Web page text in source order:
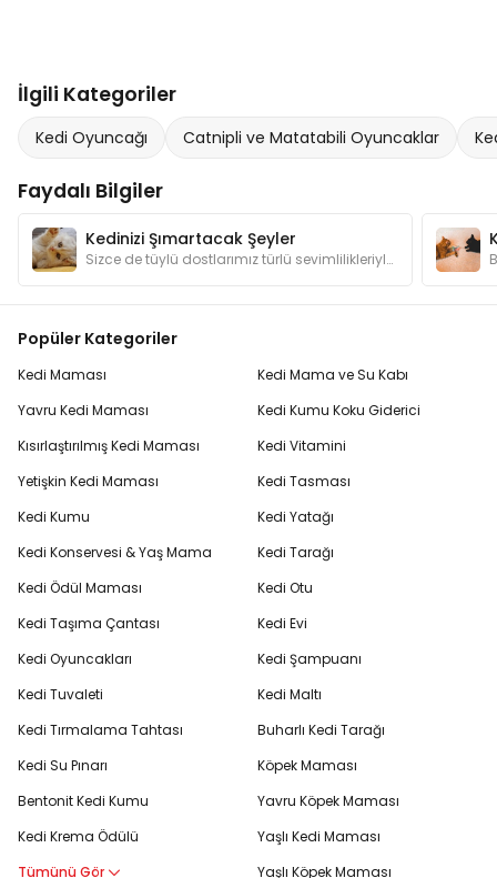
İlgili Kategoriler
Kedi Oyuncağı Catnipli ve Matatabili Oyuncaklar
Faydalı Bilgiler
Kedinizi Şımartacak Şeyler
Sizce de tüylü dostlarımız türlü sevimlilikleriyle şımartılmayı hak etmiyorlar mı? Kedilerimizin canının sıkılmaması için hangi hediyelerden alalım?
Popüler Kategoriler
Kedi Maması
Yavru Kedi Maması
Kısırlaştırılmış Kedi Maması
Yetişkin Kedi Maması
Kedi Kumu
Kedi Konservesi & Yaş Mama
Kedi Ödül Maması
Kedi Taşıma Çantası
Kedi Oyuncakları
Kedi Tuvaleti
Kedi Tırmalama Tahtası
Kedi Su Pınarı
Bentonit Kedi Kumu
Kedi Krema Ödülü
Tümünü Gör
Kedi Mama ve Su Kabı
Kedi Kumu Koku Giderici
Kedi Vitamini
Kedi Tasması
Kedi Yatağı
Kedi Tarağı
Kedi Otu
Kedi Evi
Kedi Şampuanı
Kedi Maltı
Buharlı Kedi Tarağı
Köpek Maması
Yavru Köpek Maması
Yaşlı Kedi Maması
Yaşlı Köpek Maması